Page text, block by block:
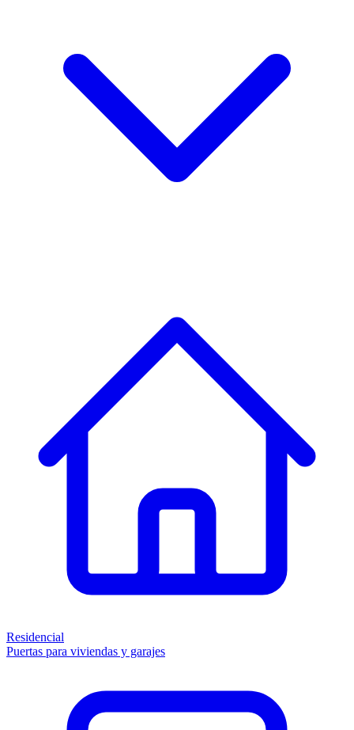
Residencial
Puertas para viviendas y garajes